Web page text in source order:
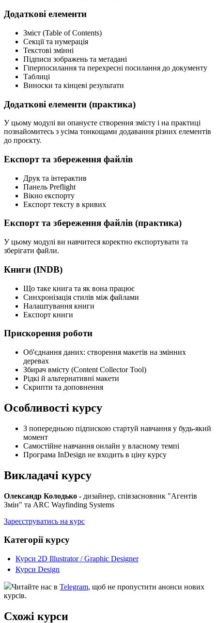
Додаткові елементи
Зміст (Table of Contents)
Секції та нумерація
Текстові змінні
Підписи зображень та метадані
Гіперпосилання та перехресні посилання до документу
Таблиці
Виноски та кінцеві результати
Додаткові елементи (практика)
У цьому модулі ви опануєте створення змісту і на практиці
познайомитесь з усіма тонкощами додавання різних елементів
до проєкту.
Експорт та збереження файлів
Друк та інтерактив
Панель Preflight
Вікно експорту
Експорт тексту в кривих
Експорт та збереження файлів (практика)
У цьому модулі ви навчитеся коректно експортувати та
зберігати файли.
Книги (INDB)
Що таке книга та як вона працює
Синхронізація стилів між файлами
Налаштування книги
Експорт книги
Прискорення роботи
Об'єднання даних: створення макетів на змінних
деревах
Збирач вмісту (Content Collector Tool)
Рідкі й альтернативні макети
Скрипти та доповнення
Особливості курсу
З попередньою підпискою стартуй навчання у будь-який
момент
Самостійне навчання онлайн у власному темпі
Програма InDesign не входить в ціну курсу
Викладачі курсу
Олександр Колодько - дизайнер, співзасновник "Агентів
Змін" та ARC Wayfinding Systems
Зареєструватись на курс
Категорії курсу
Курси 2D Illustrator / Graphic Designer
Курси Design
Читайте нас в Telegram, щоб не пропустити анонси нових
курсів.
Схожі курси